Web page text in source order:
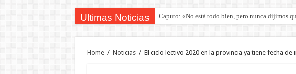
Ultimas Noticias Caputo: «No está todo bien, pero nunca dijimos
Home / Noticias / El ciclo lectivo 2020 en la provincia ya tiene fecha de